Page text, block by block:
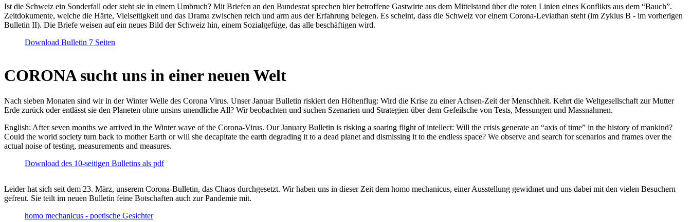
Ist die Schweiz ein Sonderfall oder steht sie in einem Umbruch? Mit Briefen an den Bundesrat sprechen hier betroffene Gastwirte aus dem Mittelstand über die roten Linien eines Konflikts aus dem “Bauch”.
Zeitdokumente, welche die Härte, Vielseitigkeit und das Drama zwischen reich und arm aus der Erfahrung belegen. Es scheint, dass die Schweiz vor einem Corona-Leviathan steht (im Zyklus B - im vorherigen
Bulletin II). Die Briefe weisen auf ein neues Bild der Schweiz hin, einem Sozialgefüge, das alle beschäftigen wird.
Download Bulletin 7 Seiten
CORONA sucht uns in einer neuen Welt
Nach sieben Monaten sind wir in der Winter Welle des Corona Virus. Unser Januar Bulletin riskiert den Höhenflug: Wird die Krise zu einer Achsen-Zeit der Menschheit. Kehrt die Weltgesellschaft zur Mutter
Erde zurück oder entlässt sie den Planeten ohne unsins unendliche All? Wir beobachten und suchen Szenarien und Strategien über dem Gefeilsche von Tests, Messungen und Massnahmen.
English: After seven months we arrived in the Winter wave of the Corona-Virus. Our January Bulletin is risking a soaring flight of intellect: Will the crisis generate an “axis of time” in the history of mankind?
Could the world society turn back to mother Earth or will she decapitate the earth degrading it to a dead planet and dismissing it to the endless space? We observe and search for scenarios and frames over the
actual noise of testing, measurements and measures.
Download des 10-seitigen Bulletins als pdf
Leider hat sich seit dem 23. März, unserem Corona-Bulletin, das Chaos durchgesetzt. Wir haben uns in dieser Zeit dem homo mechanicus, einer Ausstellung gewidmet und uns dabei mit den vielen Besuchern
gefreut. Sie teilt im neuen Bulletin feine Botschaften auch zur Pandemie mit.
homo mechanicus - poetische Gesichter